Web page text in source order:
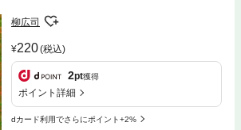
柳広司
220(税込)
2pt獲得
ポイント詳細
dカード利用でさらにポイント+2%